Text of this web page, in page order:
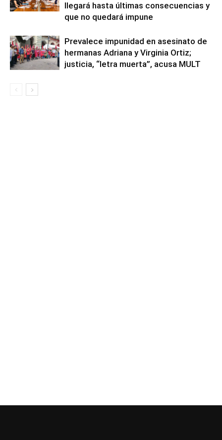
llegará hasta últimas consecuencias y
que no quedará impune
Prevalece impunidad en asesinato de
hermanas Adriana y Virginia Ortiz;
justicia, “letra muerta”, acusa MULT